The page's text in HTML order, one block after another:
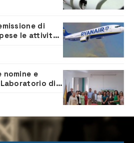
di
le attività
nomine e
di